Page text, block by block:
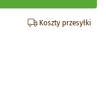
Koszty przesyłki